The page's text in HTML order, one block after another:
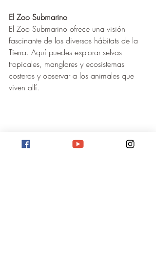
El Zoo Submarino
El Zoo Submarino ofrece una visión
fascinante de los diversos hábitats de la
Tierra. Aquí puedes explorar selvas
tropicales, manglares y ecosistemas
costeros y observar a los animales que
viven allí.